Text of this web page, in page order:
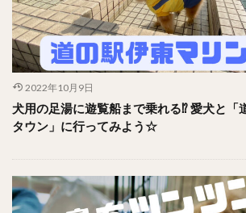
2022年10月9日
犬用の足湯に遊覧船まで乗れる⁉︎ 愛犬と「
タウン」に行ってみよう☆